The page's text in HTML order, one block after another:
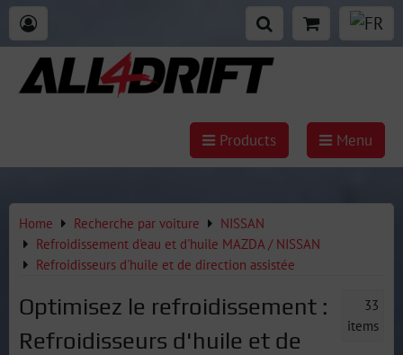
Products Menu
Home Recherche par voiture
NISSAN
Refroidissement d'eau et d'huile MAZDA / NISSAN
Refroidisseurs d'huile et de direction assistée
Optimisez le refroidissement :
Refroidisseurs d'huile et de
33
items